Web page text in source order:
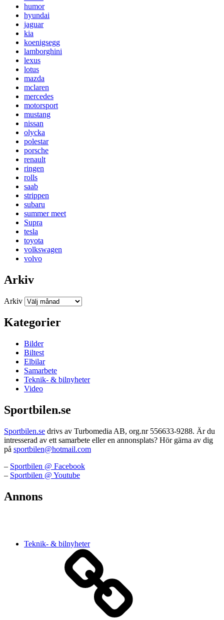
humor
hyundai
jaguar
kia
koenigsegg
lamborghini
lexus
lotus
mazda
mclaren
mercedes
motorsport
mustang
nissan
olycka
polestar
porsche
renault
ringen
rolls
saab
strippen
subaru
summer meet
Supra
tesla
toyota
volkswagen
volvo
Arkiv
Arkiv
Kategorier
Bilder
Biltest
Elbilar
Samarbete
Teknik- & bilnyheter
Video
Sportbilen.se
Sportbilen.se drivs av Turbomedia AB, org.nr 556633-9288. Är du
intresserad av ett samarbete eller en annonsplats? Hör gärna av dig
på sportbilen@hotmail.com
– Sportbilen @ Facebook
– Sportbilen @ Youtube
Annons
Teknik- & bilnyheter